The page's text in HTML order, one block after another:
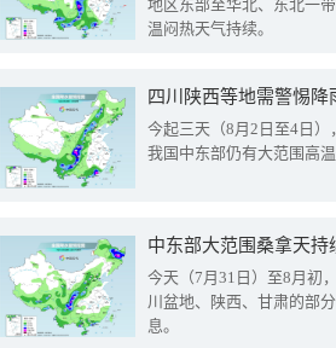
地区东部至华北、东北一
温闷热天气持续。
今起三天（8月2日至4日
我国中东部仍有大范围高
中东部大范围桑拿天
今天（7月31日）至8月初
川盆地、陕西、甘肃的部
息。